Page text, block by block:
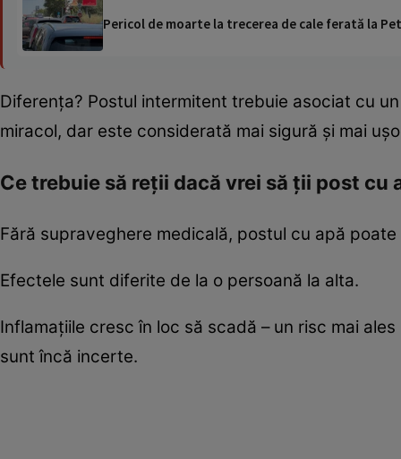
Pericol de moarte la trecerea de cale ferată la
Diferența? Postul intermitent trebuie asociat cu
miracol, dar este considerată mai sigură și mai
Ce trebuie să reții dacă vrei să ții post cu
Fără supraveghere medicală, postul cu apă
Efectele sunt diferite de la o persoană la alta.
Inflamațiile cresc în loc să scadă – un risc mai
sunt încă incerte.